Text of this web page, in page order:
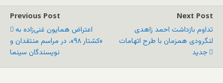
Previous Post
اعتراض همایون غنی‌زاده به
«کشتار ۹۸»، در مراسم منتقدان و
نویسندگان سینما
Next Post
تداوم بازداشت احمد زاهدی
لنگرودی همزمان با طرح اتهامات
جدید